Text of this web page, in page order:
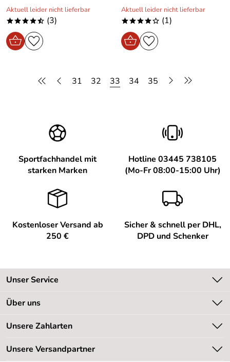
Aktuell leider nicht lieferbar
****/ (3)
Aktuell leider nicht lieferbar
****o (1)
31 32 33 34 35
Sportfachhandel mit
starken Marken
Hotline 03445 738105
(Mo-Fr 08:00-15:00 Uhr)
Kostenloser Versand ab
250 €
Sicher & schnell per DHL,
DPD und Schenker
Unser Service
Kontakt
Newsletter
Retourenabwicklung
Über uns
Unsere Bestseller
Neu
Unsere Zahlarten
Unsere Versandpartner